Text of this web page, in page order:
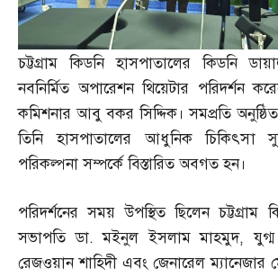
চট্টগ্রাম কিডনি হাসপাতালের কিডনি
নবনির্মিত অপারেশন থিয়েটার পরিদর্শন
কমিশনার আবু বকর সিদ্দিক। সমপ্রতি
তিনি হাসপাতালের আধুনিক চিকিৎসা
পরিকল্পনা সম্পর্কে বিস্তারিত অবগত হন।
পরিদর্শনের সময় উপস্থিত ছিলেন চট্টগ্রাম
সভাপতি ডা.মইনুল ইসলাম মাহমুদ,
রেজওয়ান শাহিদী এবং জেনারেল ম্যানেজার